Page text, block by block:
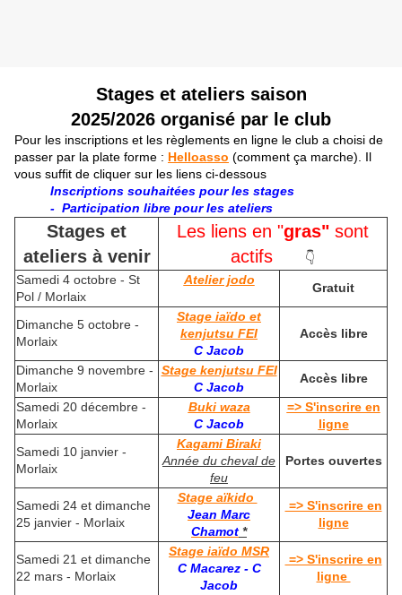
Stages et ateliers saison
2025/2026 organisé par le club
Pour les inscriptions et les règlements en ligne le club a choisi de
passer par la plate forme : Helloasso (comment ça marche). Il
vous suffit de cliquer sur les liens ci-dessous
Inscriptions souhaitées pour les stages
- Participation libre pour les ateliers
Stages et
ateliers à venir
Les liens en "gras" sont
actifs
👇
Samedi 4 octobre - St
Pol / Morlaix
Atelier jodo
Gratuit
Dimanche 5 octobre -
Morlaix
Stage iaïdo et
kenjutsu FEI
C Jacob
Accès libre
Dimanche 9 novembre -
Morlaix
Stage kenjutsu FEI
C Jacob
Accès libre
Samedi 20 décembre -
Morlaix
Buki waza
C Jacob
=> S'inscrire en
ligne
Samedi 10 janvier -
Morlaix
Kagami Biraki
Année du cheval de
feu
Portes ouvertes
Samedi 24 et dimanche
25 janvier - Morlaix
Stage aïkido
Jean Marc
Chamot *
=> S'inscrire en
ligne
Samedi 21 et dimanche
22 mars - Morlaix
Stage iaïdo MSR
C Macarez - C
Jacob
=> S'inscrire en
ligne